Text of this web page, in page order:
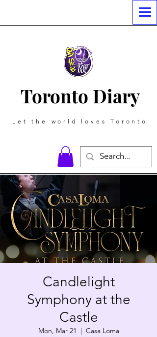
Toronto Diary
Let the world loves Toronto
Candlelight
Symphony at the
Castle
Mon, Mar 21
  |
Casa Loma